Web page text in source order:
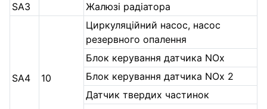
SA3
Жалюзі радіатора
SA4 10
Циркуляційний насос, насос
резервного опалення
Блок керування датчика NOx
Блок керування датчика NOx 2
Датчик твердих частинок